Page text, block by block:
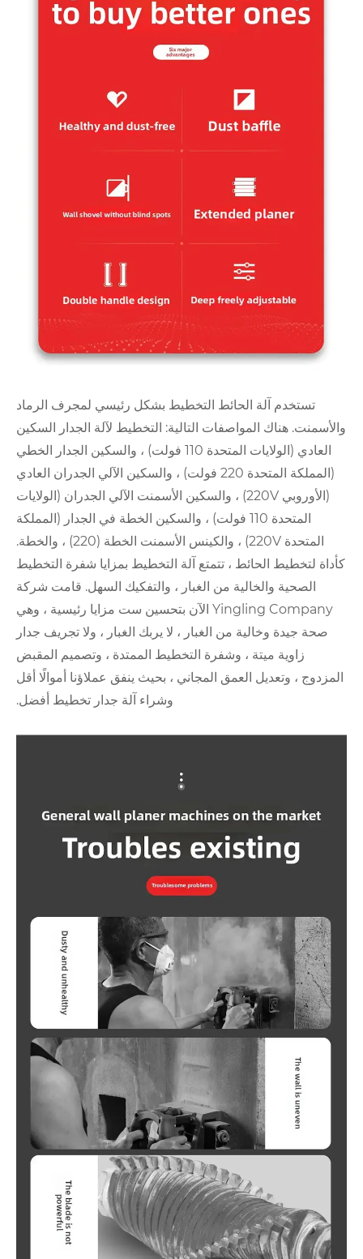
التخطيط بشكل رئيسي لمجرف الرماد
التالية: التخطيط لآلة الجدار السكين
العادي (الولايات المتحدة 110 فولت) ، والسكين الجدار الخطي
(المملكة المتحدة 220 فولت) ، والسكين الآلي الجدران العادي
(الأوروبي 220V) ، والسكين الأسمنت الآلي الجدران (الولايات
110 فولت) ، والسكين الخطة في الجدار (المملكة
المتحدة 220V) ، والكينس الأسمنت الخطة (220) ، والخطة.
، تتمتع آلة التخطيط بمزايا شفرة التخطيط
من الغبار ، والتفكيك السهل. قامت شركة
Yingling Company الآن بتحسين ست مزايا رئيسية ، وهي
الغبار ، لا يربك الغبار ، ولا تجريف جدار
وشفرة التخطيط الممتدة ، وتصميم المقبض
المجاني ، بحيث ينفق عملاؤنا أموالًا أقل
وشراء آلة جدار تخطيط أفضل.